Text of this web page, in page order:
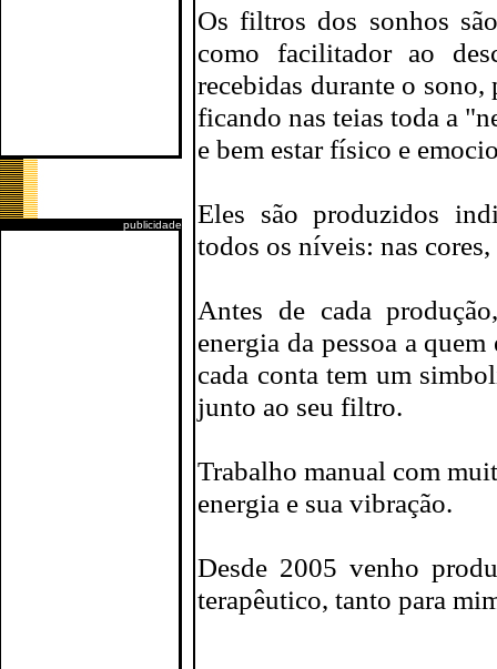
publicidade
Os filtros dos sonhos
como facilitador ao
recebidas durante o sono,
ficando nas teias toda a
e bem estar físico e
Eles são produzidos
todos os níveis: nas
Antes de cada
energia da pessoa a
cada conta tem um
junto ao seu filtro.
Trabalho manual com
energia e sua vibração.
Desde 2005 venho
terapêutico, tanto para